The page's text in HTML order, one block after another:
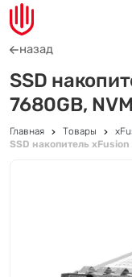
назад
SSD
7680GB,
Главная Товары
SSD накопитель